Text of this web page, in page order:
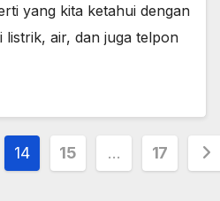
yang kita ketahui dengan
listrik, air, dan juga telpon
14 15 … 17